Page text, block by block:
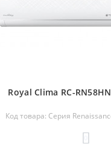
Royal Clima RC-RN58HN
Код товара: Серия